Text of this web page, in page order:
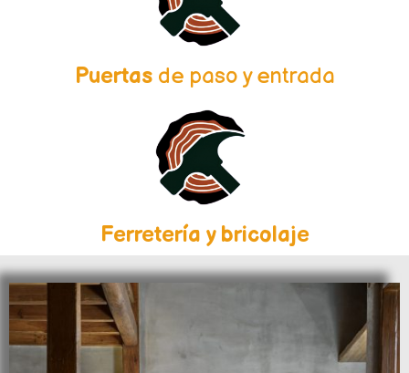
Puertasde paso y entrada
Ferretería y bricolaje